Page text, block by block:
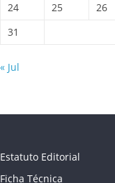
24
25 26
31
« Jul
Estatuto Editorial
Ficha Técnica